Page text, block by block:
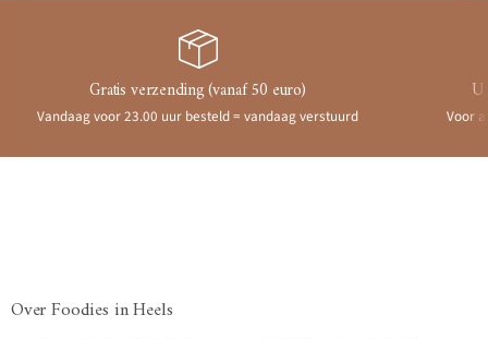
Gratis verzending (vanaf 50 euro)
Vandaag voor 23.00 uur besteld = vandaag verstuurd Voor
Over Foodies in Heels